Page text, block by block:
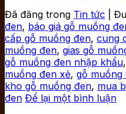
Đã đăng trong Tin tức
đen, báo giá gỗ muồng
cấp gỗ muồng đen, cung
muồng đen, gias gỗ
gỗ muồng đen nhập khẩu,
muồng đen xẻ, gỗ muồng
kho gỗ muồng đen, mua
đen Để lại một bình luận